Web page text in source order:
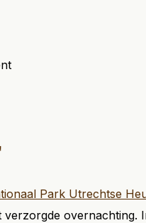
Park Utrechtse
overnachting.